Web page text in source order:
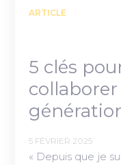
ARTICLE
5 clés
5 FÉVRIER 2025
« Depuis que je